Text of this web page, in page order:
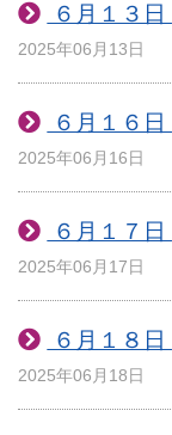
６月１３日
2025年06月13日
６月１６日
2025年06月16日
６月１７日
2025年06月17日
６月１８日
2025年06月18日